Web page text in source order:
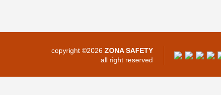
copyright ©2026 ZONA SAFETY
all right reserved